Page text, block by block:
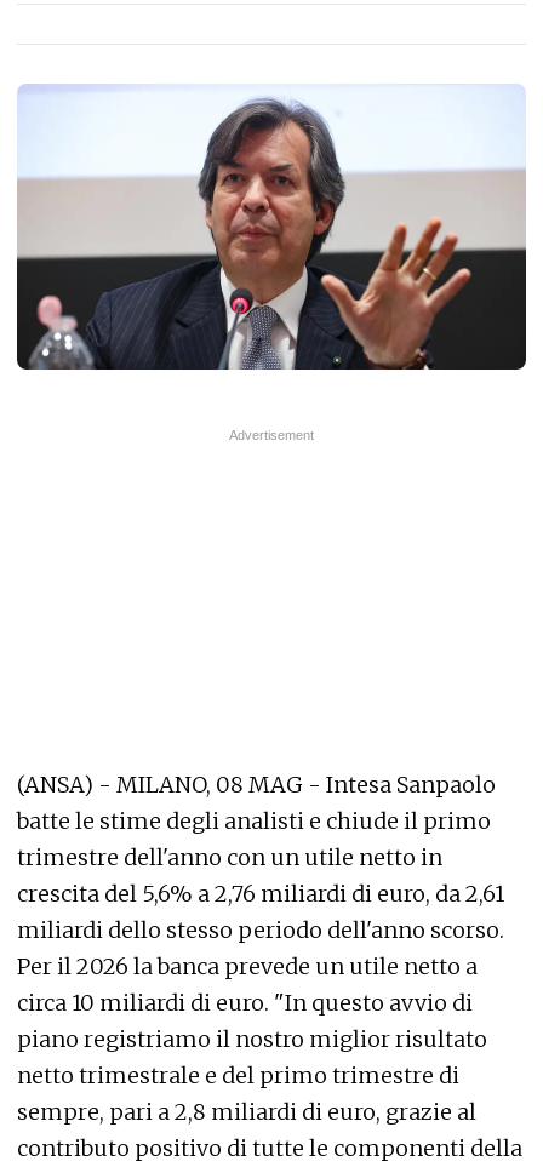
(ANSA) - MILANO, 08 MAG - Intesa Sanpaolo
batte le stime degli analisti e chiude il primo
trimestre dell'anno con un utile netto in
crescita del 5,6% a 2,76 miliardi di euro, da 2,61
miliardi dello stesso periodo dell'anno scorso.
Per il 2026 la banca prevede un utile netto a
circa 10 miliardi di euro. "In questo avvio di
piano registriamo il nostro miglior risultato
netto trimestrale e del primo trimestre di
sempre, pari a 2,8 miliardi di euro, grazie al
contributo positivo di tutte le componenti della